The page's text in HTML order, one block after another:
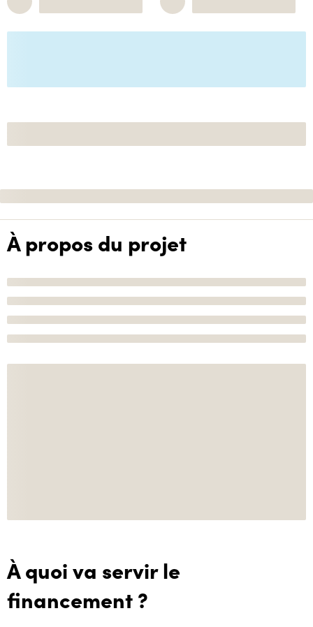
À propos du projet
À quoi va servir le
financement ?